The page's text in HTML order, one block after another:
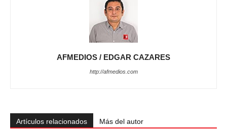
AFMEDIOS / EDGAR CAZARES
http://afmedios.com
Artículos relacionados Más del autor